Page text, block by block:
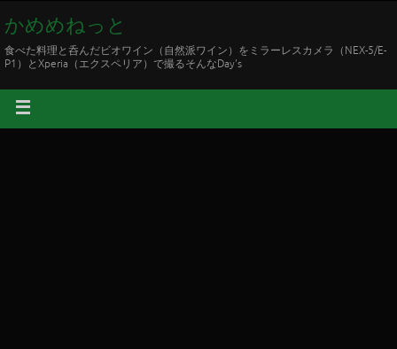
かめめねっと
食べた料理と呑んだビオワイン（自然派ワイン）をミラーレスカメラ（NEX-5/E-
P1）とXperia（エクスペリア）で撮るそんなDay's